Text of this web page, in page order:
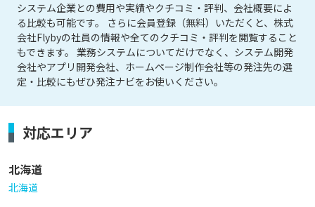
システム企業との費用や実績やクチコミ・評判、会社概要によ
る比較も可能です。 さらに会員登録（無料）いただくと、株式
会社Flybyの社員の情報や全てのクチコミ・評判を閲覧すること
もできます。 業務システムについてだけでなく、システム開発
会社やアプリ開発会社、ホームページ制作会社等の発注先の選
定・比較にもぜひ発注ナビをお使いください。
対応エリア
北海道
北海道